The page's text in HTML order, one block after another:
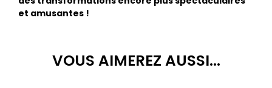
et amusantes !
VOUS AIMEREZ AUSSI...